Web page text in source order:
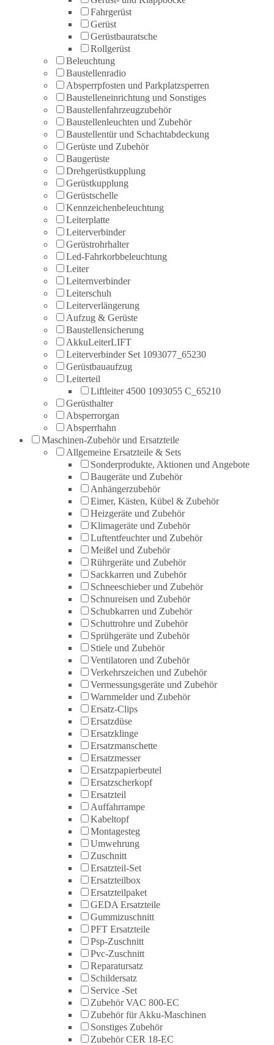
Fahrgerüst
Gerüst
Gerüstbauratsche
Rollgerüst
Beleuchtung
Baustellenradio
Absperrpfosten und Parkplatzsperren
Baustelleneinrichtung und Sonstiges
Baustellenfahrzeugzubehör
Baustellenleuchten und Zubehör
Baustellentür und Schachtabdeckung
Gerüste und Zubehör
Baugerüste
Drehgerüstkupplung
Gerüstkupplung
Gerüstschelle
Kennzeichenbeleuchtung
Leiterplatte
Leiterverbinder
Gerüstrohrhalter
Led-Fahrkorbbeleuchtung
Leiter
Leiternverbinder
Leiterschuh
Leiterverlängerung
Aufzug & Gerüste
Baustellensicherung
AkkuLeiterLIFT
Leiterverbinder Set 1093077_65230
Gerüstbauaufzug
Leiterteil
Liftleiter 4500 1093055 C_65210
Gerüsthalter
Absperrorgan
Absperrhahn
Maschinen-Zubehör und Ersatzteile
Allgemeine Ersatzteile & Sets
Sonderprodukte, Aktionen und Angebote
Baugeräte und Zubehör
Anhängerzubehör
Eimer, Kästen, Kübel & Zubehör
Heizgeräte und Zubehör
Klimageräte und Zubehör
Luftentfeuchter und Zubehör
Meißel und Zubehör
Rührgeräte und Zubehör
Sackkarren und Zubehör
Schneeschieber und Zubehör
Schnureisen und Zubehör
Schubkarren und Zubehör
Schuttrohre und Zubehör
Sprühgeräte und Zubehör
Stiele und Zubehör
Ventilatoren und Zubehör
Verkehrszeichen und Zubehör
Vermessungsgeräte und Zubehör
Warnmelder und Zubehör
Ersatz-Clips
Ersatzdüse
Ersatzklinge
Ersatzmanschette
Ersatzmesser
Ersatzpapierbeutel
Ersatzscherkopf
Ersatzteil
Auffahrrampe
Kabeltopf
Montagesteg
Umwehrung
Zuschnitt
Ersatzteil-Set
Ersatzteilbox
Ersatzteilpaket
GEDA Ersatzteile
Gummizuschnitt
PFT Ersatzteile
Psp-Zuschnitt
Pvc-Zuschnitt
Reparatursatz
Schildersatz
Service -Set
Zubehör VAC 800-EC
Zubehör für Akku-Maschinen
Sonstiges Zubehör
Zubehör CER 18-EC